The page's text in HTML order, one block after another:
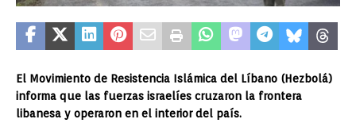
El Movimiento de Resistencia Islámica del Líbano (Hezbolá)
informa que las fuerzas israelíes cruzaron la frontera
libanesa y operaron en el interior del país.